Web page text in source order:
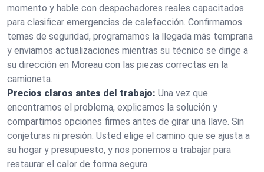
momento y hable con despachadores reales capacitados
para clasificar emergencias de calefacción. Confirmamos
temas de seguridad, programamos la llegada más temprana
y enviamos actualizaciones mientras su técnico se dirige a
su dirección en Moreau con las piezas correctas en la
camioneta.
Precios claros antes del trabajo: Una vez que
encontramos el problema, explicamos la solución y
compartimos opciones firmes antes de girar una llave. Sin
conjeturas ni presión. Usted elige el camino que se ajusta a
su hogar y presupuesto, y nos ponemos a trabajar para
restaurar el calor de forma segura.